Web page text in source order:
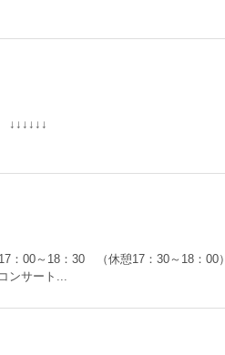
↓↓↓↓↓↓
00～18：30 （休憩17：30～18：00）
ンサート...